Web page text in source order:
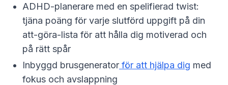
ADHD-planerare med en spelifierad twist:
tjäna poäng för varje slutförd uppgift på din
att-göra-lista för att hålla dig motiverad och
på rätt spår
Inbyggd brusgenerator för att hjälpa dig med
fokus och avslappning